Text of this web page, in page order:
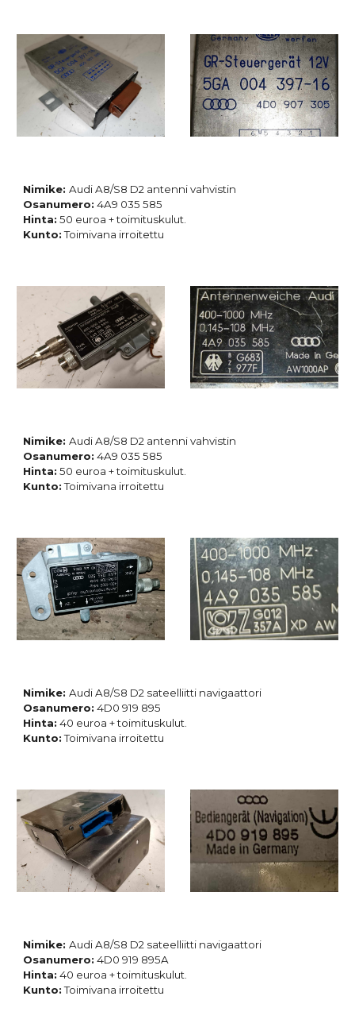
Nimike:Audi A8/S8 D2 antenni vahvistin
Osanumero: 4A9 035 585
Hinta: 50 euroa + toimituskulut.
Kunto:Toimivana irroitettu
Nimike:Audi A8/S8 D2 antenni vahvistin
Osanumero: 4A9 035 585
Hinta: 50 euroa + toimituskulut.
Kunto:Toimivana irroitettu
Nimike:Audi A8/S8 D2 sateelliitti navigaattori
Osanumero: 4D0 919 895
Hinta: 40 euroa + toimituskulut.
Kunto:Toimivana irroitettu
Nimike:Audi A8/S8 D2 sateelliitti navigaattori
Osanumero: 4D0 919 895A
Hinta: 40 euroa + toimituskulut.
Kunto:Toimivana irroitettu